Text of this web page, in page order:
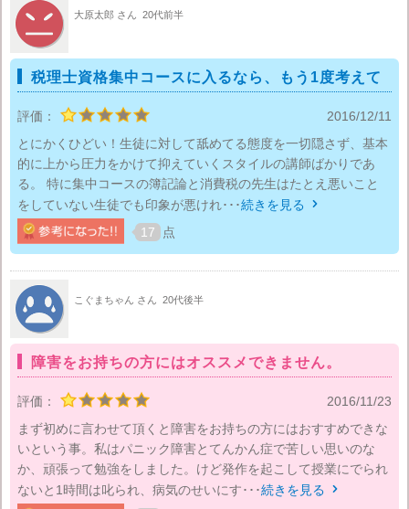
大原太郎 さん 20代前半
税理士資格集中コースに入るなら、もう1度考えて
評価：
2016/12/11
とにかくひどい！生徒に対して舐めてる態度を一切隠さず、基本
的に上から圧力をかけて抑えていくスタイルの講師ばかりであ
る。 特に集中コースの簿記論と消費税の先生はたとえ悪いこと
をしていない生徒でも印象が悪けれ･･･続きを見る 
17 点
こぐまちゃん さん 20代後半
障害をお持ちの方にはオススメできません。
評価：
2016/11/23
まず初めに言わせて頂くと障害をお持ちの方にはおすすめできな
いという事。私はパニック障害とてんかん症で苦しい思いのな
か、頑張って勉強をしました。けど発作を起こして授業にでられ
ないと1時間は叱られ、病気のせいにす･･･続きを見る 